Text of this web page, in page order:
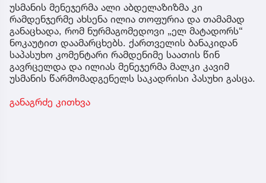
უსმანის მენეჯერმა ალი აბდელაზიზმა კი
რამდენჯერმე ახსენა ილია თოფურია და თამამად
განაცხადა, რომ ნურმაგომედოვი „ელ მატადორს“
ნოკაუტით დაამარცხებს. ქართველის ბანაკიდან
საპასუხო კომენტარი რამდენიმე საათის წინ
გავრცელდა და ილიას მენეჯერმა მალკი კავიმ
უსმანის წარმომადგენელს საკადრისი პასუხი გასცა.
განაგრძე კითხვა